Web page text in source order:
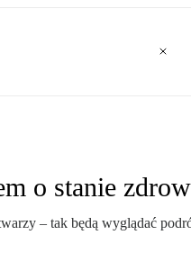
o stanie
– tak będą wyglądać